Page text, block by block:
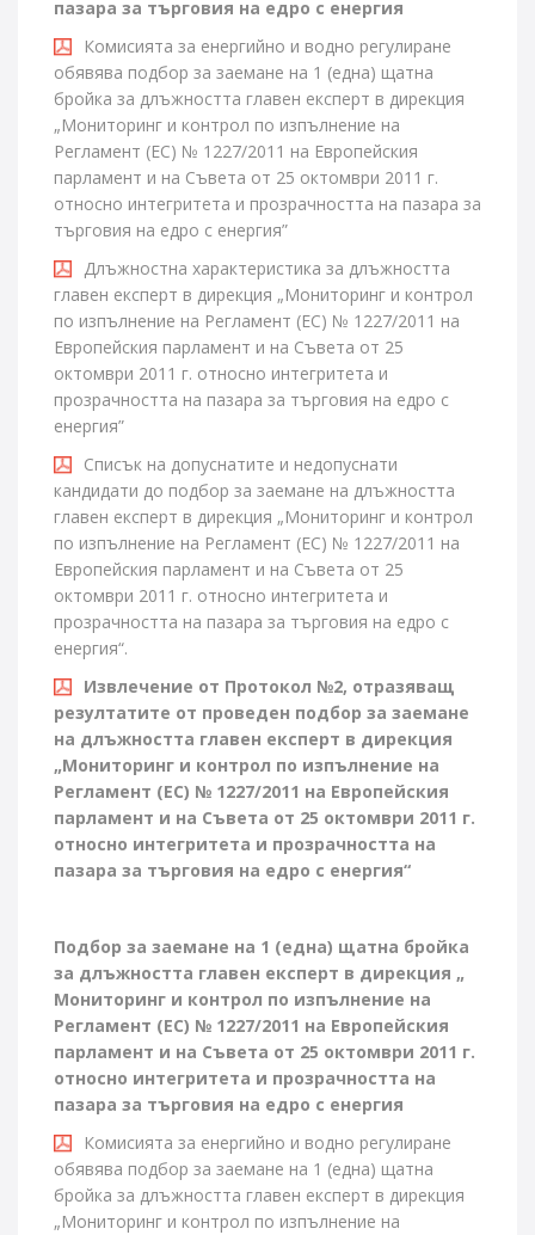
пазара за търговия на едро с енергия
Комисията за енергийно и водно регулиране
обявява подбор за заемане на 1 (една) щатна
бройка за длъжността главен експерт в дирекция
„Мониторинг и контрол по изпълнение на
Регламент (ЕС) № 1227/2011 на Европейския
парламент и на Съвета от 25 октомври 2011 г.
относно интегритета и прозрачността на пазара за
търговия на едро с енергия”
Длъжностна характеристика за длъжността
главен експерт в дирекция „Мониторинг и контрол
по изпълнение на Регламент (ЕС) № 1227/2011 на
Европейския парламент и на Съвета от 25
октомври 2011 г. относно интегритета и
прозрачността на пазара за търговия на едро с
енергия”
Списък на допуснатите и недопуснати
кандидати до подбор за заемане на длъжността
главен експерт в дирекция „Мониторинг и контрол
по изпълнение на Регламент (ЕС) № 1227/2011 на
Европейския парламент и на Съвета от 25
октомври 2011 г. относно интегритета и
прозрачността на пазара за търговия на едро с
енергия“.
Извлечение от Протокол №2, отразяващ
резултатите от проведен подбор за заемане
на длъжността главен експерт в дирекция
„Мониторинг и контрол по изпълнение на
Регламент (ЕС) № 1227/2011 на Европейския
парламент и на Съвета от 25 октомври 2011 г.
относно интегритета и прозрачността на
пазара за търговия на едро с енергия“
Подбор за заемане на 1 (една) щатна бройка
за длъжността главен експерт в дирекция „
Мониторинг и контрол по изпълнение на
Регламент (ЕС) № 1227/2011 на Европейския
парламент и на Съвета от 25 октомври 2011 г.
относно интегритета и прозрачността на
пазара за търговия на едро с енергия
Комисията за енергийно и водно регулиране
обявява подбор за заемане на 1 (една) щатна
бройка за длъжността главен експерт в дирекция
„Мониторинг и контрол по изпълнение на